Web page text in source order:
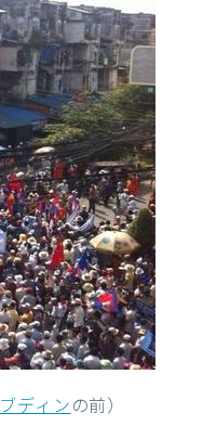
ブディンの前）